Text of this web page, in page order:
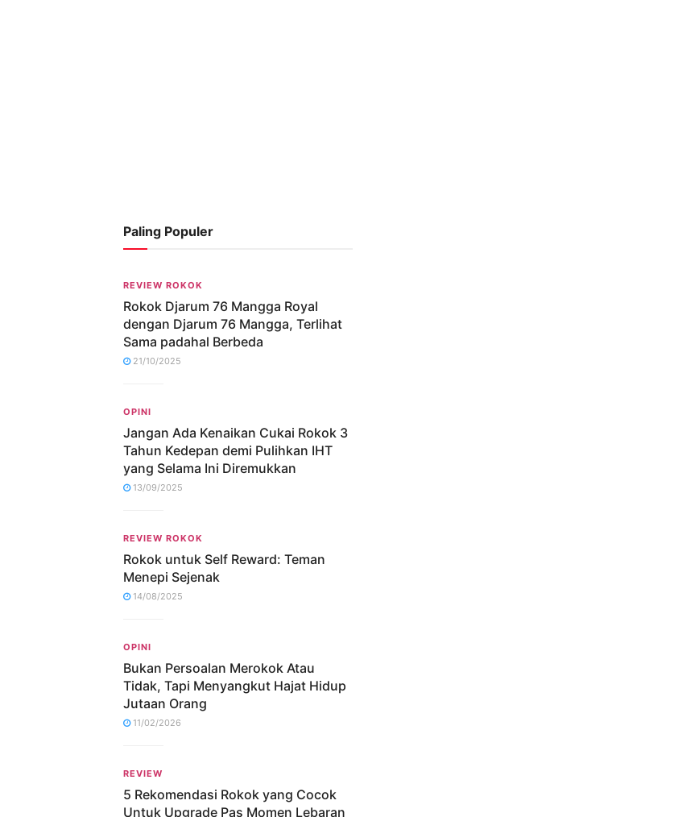
Paling Populer
REVIEW ROKOK
Rokok Djarum 76 Mangga Royal
dengan Djarum 76 Mangga, Terlihat
Sama padahal Berbeda
21/10/2025
OPINI
Jangan Ada Kenaikan Cukai Rokok 3
Tahun Kedepan demi Pulihkan IHT
yang Selama Ini Diremukkan
13/09/2025
REVIEW ROKOK
Rokok untuk Self Reward: Teman
Menepi Sejenak
14/08/2025
OPINI
Bukan Persoalan Merokok Atau
Tidak, Tapi Menyangkut Hajat Hidup
Jutaan Orang
11/02/2026
REVIEW
5 Rekomendasi Rokok yang Cocok
Untuk Upgrade Pas Momen Lebaran